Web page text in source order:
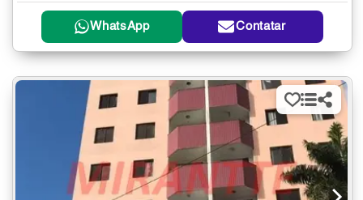
WhatsApp Contatar